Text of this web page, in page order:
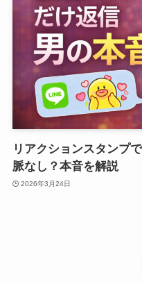
リアクションスタンプ
脈なし？本音を解説
2026年3月24日